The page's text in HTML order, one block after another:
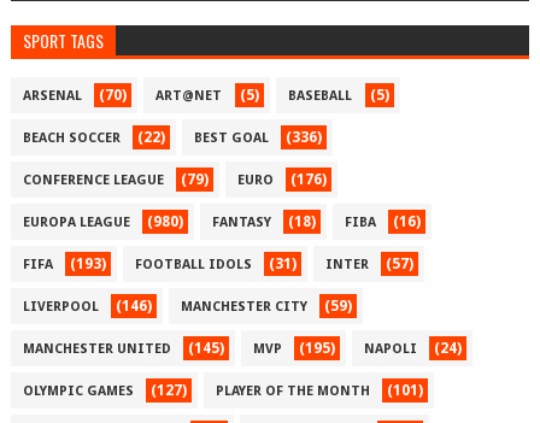
SPORT TAGS
ARSENAL (70) ART@NET (5) BASEBALL (5)
BEACH SOCCER (22) BEST GOAL (336)
CONFERENCE LEAGUE (79) EURO (176)
EUROPA LEAGUE (980) FANTASY (18) FIBA (16)
FIFA (193) FOOTBALL IDOLS (31) INTER (57)
LIVERPOOL (146) MANCHESTER CITY (59)
MANCHESTER UNITED (145) MVP (195) NAPOLI (24)
OLYMPIC GAMES (127) PLAYER OF THE MONTH (101)